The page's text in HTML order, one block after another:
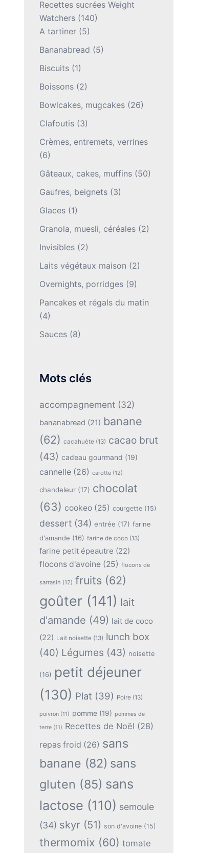
Recettes sucrées Weight
Watchers(140)
A tartiner(5)
Bananabread (5)
Biscuits(1)
Boissons(2)
Bowlcakes, mugcakes(26)
Clafoutis(3)
Crèmes, entremets, verrines
(6)
Gâteaux, cakes, muffins(50)
Gaufres, beignets(3)
Glaces(1)
Granola, muesli, céréales(2)
Invisibles(2)
Laits végétaux maison (2)
Overnights, porridges(9)
Pancakes et régals du matin
(4)
Sauces(8)
Mots clés
accompagnement(32)
bananabread (21) banane
(62) cacahuète (13) cacao brut
(43) cadeau gourmand (19)
cannelle(26) carotte(12)
chandeleur(17) chocolat
(63) cookeo(25) courgette(15)
dessert(34) entrée (17) farine
d'amande (16) farine de coco(13)
farine petit épeautre (22)
flocons d'avoine(25) flocons de
sarrasin (12) fruits (62)
goûter(141) lait
d'amande (49) lait de coco
(22) Lait noisette (13) lunch box
(40) Légumes (43) noisette
(16) petit déjeuner
(130) Plat (39) Poire (13)
poivron(11) pomme(19) pommes de
terre(11) Recettes de Noël (28)
repas froid (26) sans
banane (82) sans
gluten (85) sans
lactose (110) semoule
(34) skyr (51) son d'avoine(15)
thermomix (60) tomate